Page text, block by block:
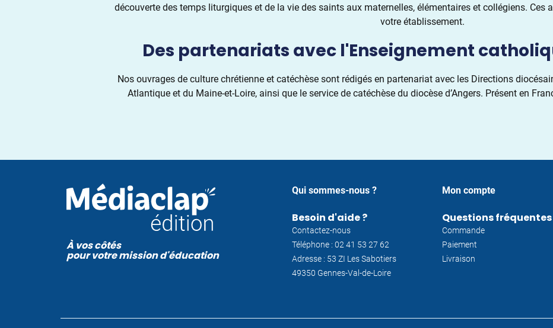
découverte des temps liturgiques et de la vie des saints aux maternelles, élémentaires et collégiens.
votre établissement.
Des partenariats avec l'Enseignement
Nos ouvrages de culture chrétienne et catéchèse sont rédigés en partenariat avec les Directions
Atlantique et du Maine-et-Loire, ainsi que le service de catéchèse du diocèse d’Angers. Présent en
À vos côtés
pour votre mission d'éducation
Qui sommes-nous ? Mon compte
Besoin d'aide ?
Contactez-nous
Téléphone : 02 41 53 27 62
Adresse : 53 ZI Les Sabotiers
49350 Gennes-Val-de-Loire
Questions fréquentes
Commande
Paiement
Livraison